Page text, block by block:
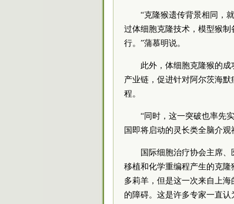
“克隆猴遗传背景相同，
过体细胞克隆技术，模型猴
行。”蒲慕明说。
此外，体细胞克隆猴的
产业链，促进针对阿尔茨海
程。
“同时，这一突破也率先
国即将启动的灵长类全脑介观
国际细胞治疗协会主席
移植和化学重编程产生的克
多莉羊，但是这一次来自上
的障碍。这是许多专家一直